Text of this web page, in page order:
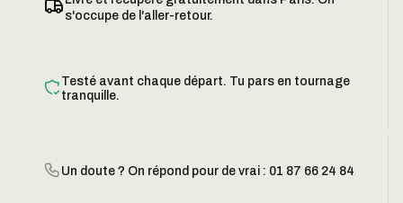
s'occupe de l'aller-retour.
Testé avant chaque départ. Tu pars en tournage
tranquille.
Un doute ? On répond pour de vrai : 01 87 66 24 84